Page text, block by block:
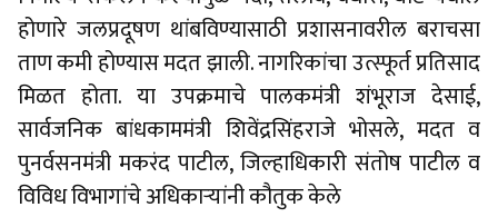
होणारे जलप्रदूषण थांबविण्यासाठी प्रशासनावरील बराचसा
ताण कमी होण्यास मदत झाली. नागरिकांचा उत्स्फूर्त प्रतिसाद
मिळत होता. या उपक्रमाचे पालकमंत्री शंभूराज देसाई,
सार्वजनिक बांधकाममंत्री शिवेंद्रसिंहराजे भोसले, मदत व
पुनर्वसनमंत्री मकरंद पाटील, जिल्हाधिकारी संतोष पाटील व
विविध विभागांचे अधिकाऱ्यांनी कौतुक केले